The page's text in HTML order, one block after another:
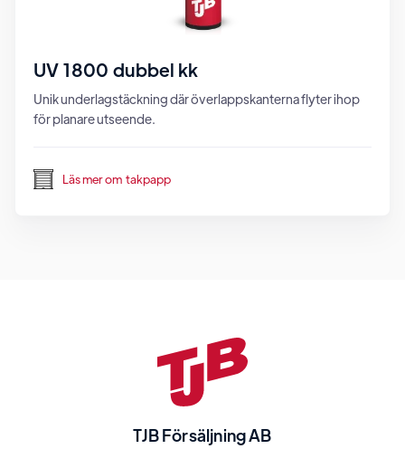
UV 1800 dubbel kk
Unik underlagstäckning där överlappskanterna flyter ihop
för planare utseende.
Läs mer om takpapp
TJB Försäljning AB